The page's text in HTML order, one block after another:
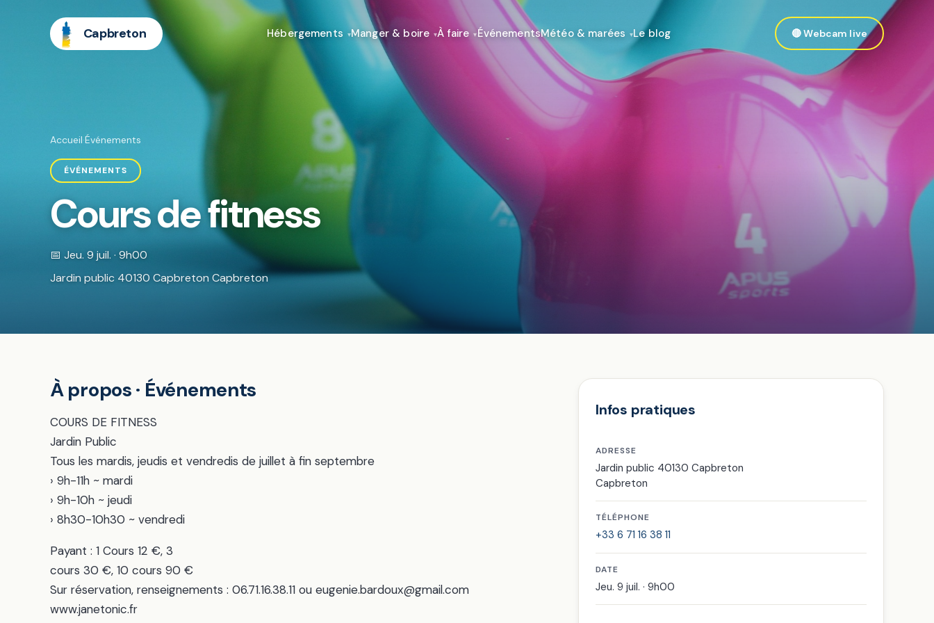
Capbreton Hébergements Manger & boire À faire ÉvénementsMétéo & marées Le blog 🔴 Webcam live
Accueil·Événements
ÉVÉNEMENTS
Cours de fitness
📅 Jeu. 9 juil. · 9h00
Jardin public 40130 Capbreton Capbreton
À propos · Événements
COURS DE FITNESS
Jardin Public
Tous les mardis, jeudis et vendredis de juillet à fin septembre
› 9h-11h ~ mardi
› 9h-10h ~ jeudi
› 8h30-10h30 ~ vendredi
Payant : 1 Cours 12 €, 3
cours 30 €, 10 cours 90 €
Sur réservation, renseignements : 06.71.16.38.11 ou eugenie.bardoux@gmail.com
www.janetonic.fr
Infos pratiques
ADRESSE
Jardin public 40130 Capbreton
Capbreton
TÉLÉPHONE
+33 6 71 16 38 11
DATE
Jeu. 9 juil. · 9h00